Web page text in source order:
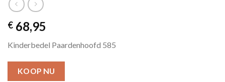
€ 68,95
Kinderbedel Paardenhoofd 585
KOOP NU